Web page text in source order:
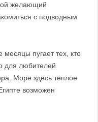
желающий
с подводным
месяцы пугает тех, кто
для любителей
Море здесь теплое
возможен